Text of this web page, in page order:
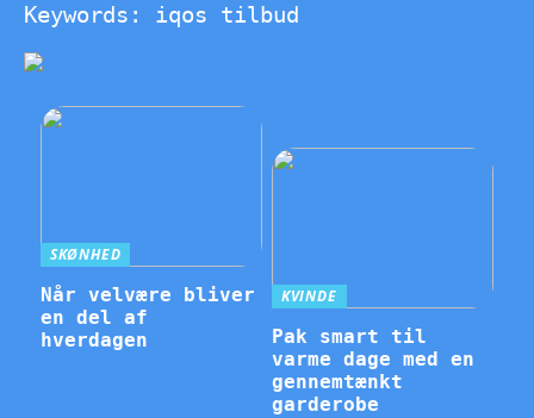
Keywords: iqos tilbud
SKØNHED
Når velvære bliver
en del af
hverdagen
KVINDE
Pak smart til
varme dage med en
gennemtænkt
garderobe